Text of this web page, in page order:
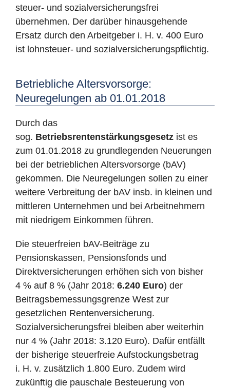
steuer- und sozialversicherungsfrei
übernehmen. Der darüber hinausgehende
Ersatz durch den Arbeitgeber i. H. v. 400 Euro
ist lohnsteuer- und sozialversicherungspflichtig.
Betriebliche Altersvorsorge:
Neuregelungen ab 01.01.2018
Durch das
sog. Betriebsrentenstärkungsgesetz ist es
zum 01.01.2018 zu grundlegenden Neuerungen
bei der betrieblichen Altersvorsorge (bAV)
gekommen. Die Neuregelungen sollen zu einer
weitere Verbreitung der bAV insb. in kleinen und
mittleren Unternehmen und bei Arbeitnehmern
mit niedrigem Einkommen führen.
Die steuerfreien bAV-Beiträge zu
Pensionskassen, Pensionsfonds und
Direktversicherungen erhöhen sich von bisher
4 % auf 8 % (Jahr 2018: 6.240 Euro) der
Beitragsbemessungsgrenze West zur
gesetzlichen Rentenversicherung.
Sozialversicherungsfrei bleiben aber weiterhin
nur 4 % (Jahr 2018: 3.120 Euro). Dafür entfällt
der bisherige steuerfreie Aufstockungsbetrag
i. H. v. zusätzlich 1.800 Euro. Zudem wird
zukünftig die pauschale Besteuerung von